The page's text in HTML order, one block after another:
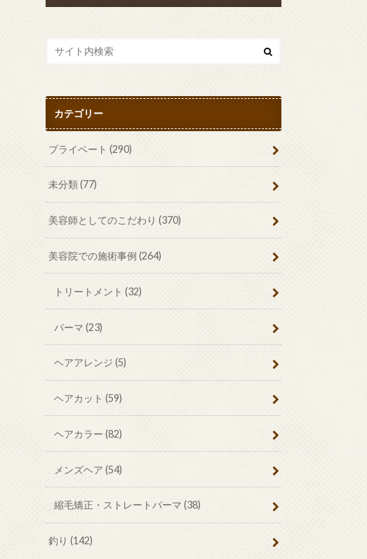
カテゴリー
プライベート(290)
未分類(77)
美容師としてのこだわり(370)
美容院での施術事例(264)
トリートメント (32)
パーマ (23)
ヘアアレンジ (5)
ヘアカット (59)
ヘアカラー (82)
メンズヘア (54)
縮毛矯正・ストレートパーマ (38)
釣り(142)